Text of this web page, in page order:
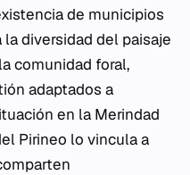
de municipios
diversidad del paisaje
comunidad foral,
adaptados a
en la Merindad
Pirineo lo vincula a